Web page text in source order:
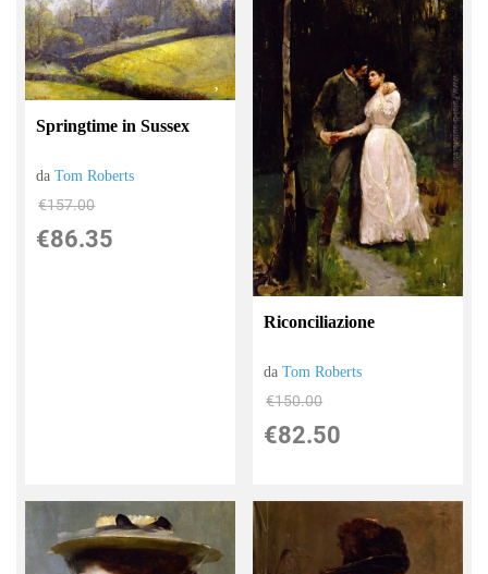
Springtime in Sussex
daTom Roberts
€157.00
€86.35
Riconciliazione
daTom Roberts
€150.00
€82.50